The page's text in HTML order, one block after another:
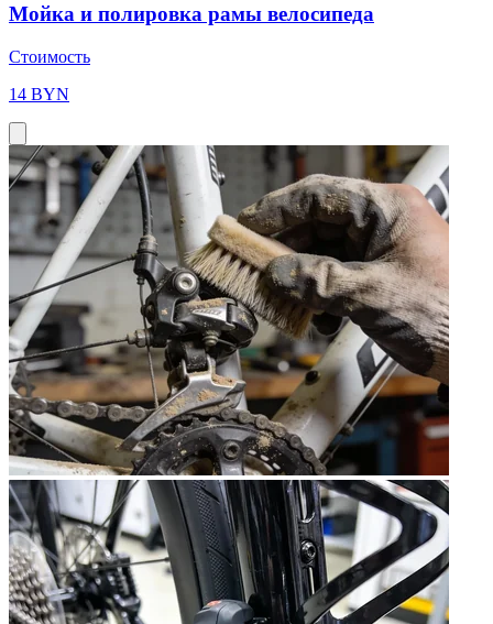
Мойка и полировка рамы велосипеда
Стоимость
14 BYN